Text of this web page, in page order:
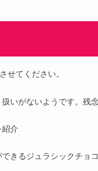
せてください。
いがないようです。残念
介
きるジュラシックチョコ